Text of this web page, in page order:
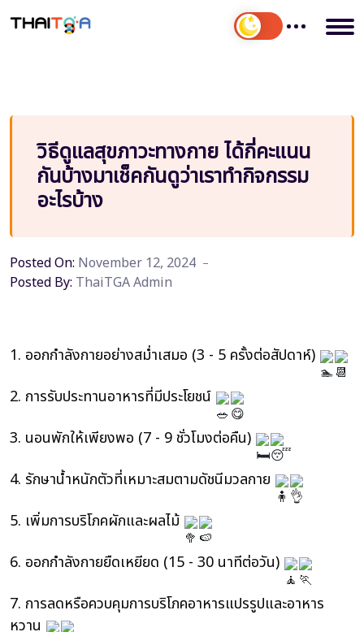
วิธีดูแลสุขภาวะทางกาย ได้กี่คะแนน
กันบ้างมาเช็คกันดูว่าเราทำกิจกรรม
อะไรบ้าง
Posted On: November 12, 2024
Posted By: ThaiTGA Admin
1. ออกกำลังกายอย่างสม่ำเสมอ (3 - 5 ครั้งต่อสัปดาห์)
2. การรับประทานอาหารที่มีประโยชน์
3. นอนพักให้เพียงพอ (7 - 9 ชั่วโมงต่อคืน)
4. รักษาน้ำหนักตัวที่เหมาะสมตามดัชนีมวลกาย
5. เพิ่มการบริโภคผักและผลไม้
6. ออกกำลังกายยืดเหยียด (15 - 30 นาทีต่อวัน)
7. การลดหรือควบคุมการบริโภคอาหารแปรรูปและอาหาร
หวาน